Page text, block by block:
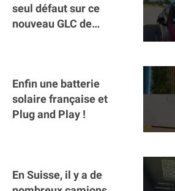
seul défaut sur ce
nouveau GLC de
Enfin une batterie
solaire française et
Plug and Play !
En Suisse, il y a de